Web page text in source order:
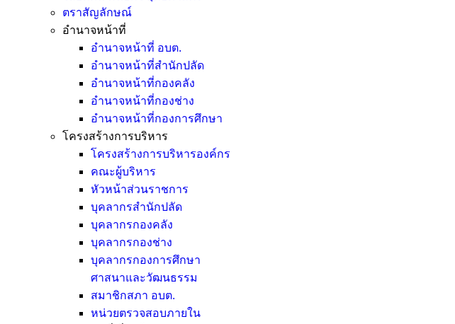
ตราสัญลักษณ์
อำนาจหน้าที่
อำนาจหน้าที่ อบต.
อำนาจหน้าที่สำนักปลัด
อำนาจหน้าที่กองคลัง
อำนาจหน้าที่กองช่าง
อำนาจหน้าที่กองการศึกษา
โครงสร้างการบริหาร
โครงสร้างการบริหารองค์กร
คณะผู้บริหาร
หัวหน้าส่วนราชการ
บุคลากรสำนักปลัด
บุคลากรกองคลัง
บุคลากรกองช่าง
บุคลากรกองการศึกษา
ศาสนาและวัฒนธรรม
สมาชิกสภา อบต.
หน่วยตรวจสอบภายใน